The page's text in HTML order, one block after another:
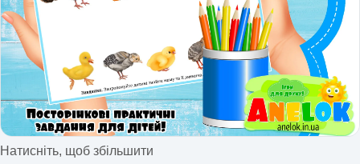
Натисніть, щоб збільшити